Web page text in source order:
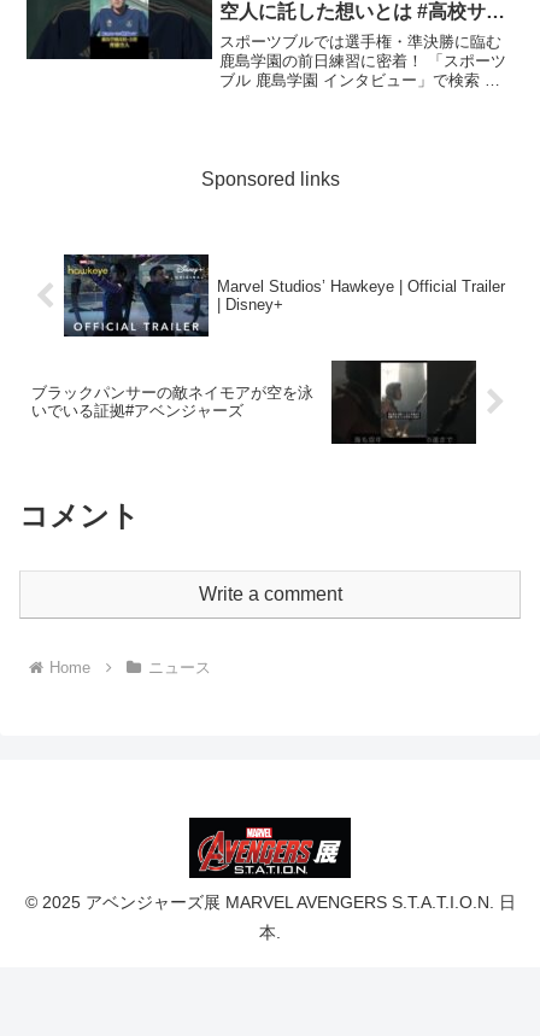
空人に託した想いとは #高校サッ
カー #サッカー #全国高校サッカ
ー選手権大会
スポーツブルでは選手権・準決勝に臨む
鹿島学園の前日練習に密着！ 「スポーツ
ブル 鹿島学園 インタビュー」で検索 第
Sponsored links
Marvel Studios’ Hawkeye | Official Trailer
| Disney+
ブラックパンサーの敵ネイモアが空を泳
いでいる証拠#アベンジャーズ
コメント
Write a comment
Home ニュース
© 2025 アベンジャーズ展 MARVEL AVENGERS S.T.A.T.I.O.N. 日
本.